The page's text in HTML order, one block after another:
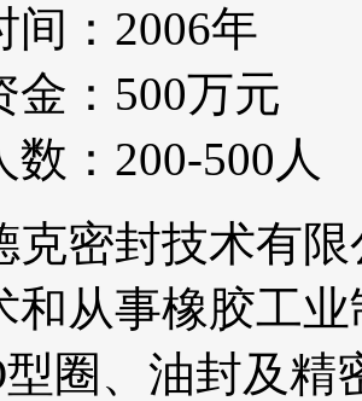
间：2006年
金：500万元
数：200-500人
克密封技术有
和从事橡胶工
型圈、油封及精